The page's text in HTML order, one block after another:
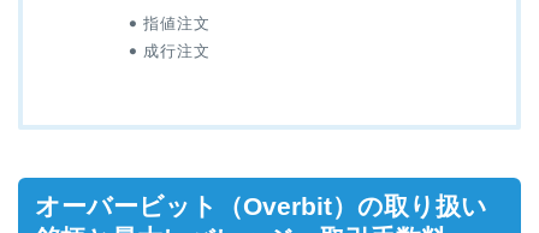
指値注文
成行注文
オーバービット（Overbit）の取り扱い